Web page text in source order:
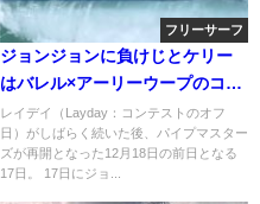
フリーサーフ
ジョンジョンに負けじとケリー
はバレル×アーリーウープのコン
ボ＠バックドア
レイデイ（Layday：コンテストのオフ
日）がしばらく続いた後、パイプマスター
ズが再開となった12月18日の前日となる
17日。 17日にジョ...